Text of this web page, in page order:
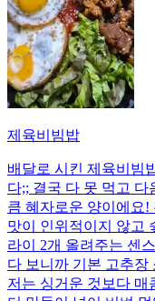
제육비빔밥
배달로 시킨 제육비빔
다;; 결국 다 못 먹고
큼 혜자로운 양이에요!
맛이 인위적이지 않고
라이 2개 올려주는 센
다 보니까 기본 고추장
저는 싱거운 것보다 매